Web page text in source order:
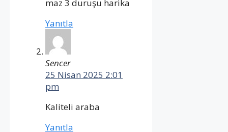
maz 3 duruşu harika
Yanıtla
Sencer
25 Nisan 2025 2:01
pm
Kaliteli araba
Yanıtla